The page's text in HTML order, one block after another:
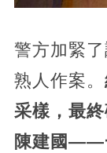
警方加緊
熟人作案。
采樣，最
陳建國——